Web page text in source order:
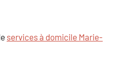
services à domicile Marie-